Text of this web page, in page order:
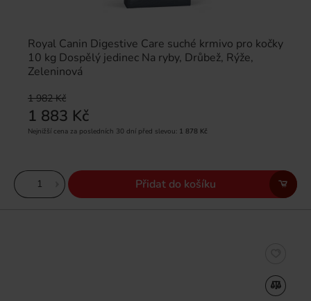
Royal Canin Digestive Care suché krmivo pro kočky
10 kg Dospělý jedinec Na ryby, Drůbež, Rýže,
Zeleninová
1 982 Kč
1 883 Kč
Nejnižší cena za posledních 30 dní před slevou: 1 878 Kč
Přidat do košíku